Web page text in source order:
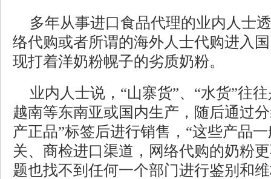
多年从事进口食品代理的业内人士
络代购或者所谓的海外人士代购进入
现打着洋奶粉幌子的劣质奶粉。
业内人士说，“山寨货”、“水货”往
越南等东南亚或国内生产，随后通过
产正品”标签后进行销售，“这些产品
关、商检进口渠道，网络代购的奶粉
题也找不到任何一个部门进行鉴别和